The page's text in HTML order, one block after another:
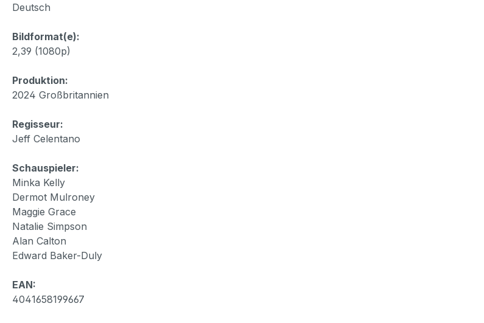
Deutsch
Bildformat(e):
2,39 (1080p)
Produktion:
2024 Großbritannien
Regisseur:
Jeff Celentano
Schauspieler:
Minka Kelly
Dermot Mulroney
Maggie Grace
Natalie Simpson
Alan Calton
Edward Baker-Duly
EAN:
4041658199667